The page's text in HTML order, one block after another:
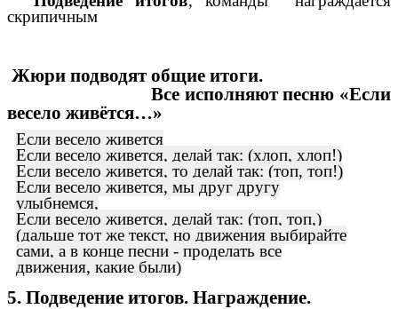
скрипичным
Жюри подводят общие итоги.
Все исполняют песню «Если
весело живётся…»
Если весело живется
Если весело живется, делай так: (хлоп, хлоп!)
Если весело живется, то делай так: (топ, топ!)
Если весело живется, мы друг другу
улыбнемся,
Если весело живется, делай так: (топ, топ,)
(дальше тот же текст, но движения выбирайте
сами, а в конце песни - проделать все
движения, какие были)
5. Подведение итогов. Награждение.